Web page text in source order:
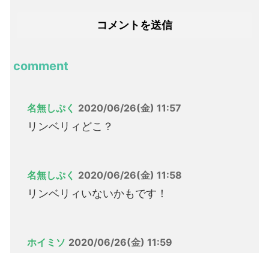
comment
名無しぷく 2020/06/26(金) 11:57
リンベリィどこ？
名無しぷく 2020/06/26(金) 11:58
リンベリィいないかもです！
ホイミソ 2020/06/26(金) 11:59